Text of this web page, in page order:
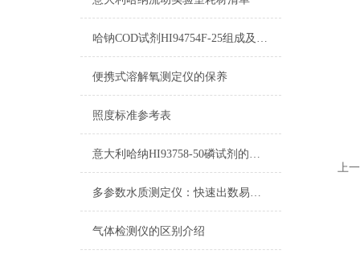
哈钠COD试剂HI94754F-25组成及测量范围
便携式溶解氧测定仪的保养
照度标准参考表
意大利哈纳HI93758-50磷试剂的区别
多参数水质测定仪：快速出数易携带，助力野外水样即时分析
气体检测仪的区别介绍
上